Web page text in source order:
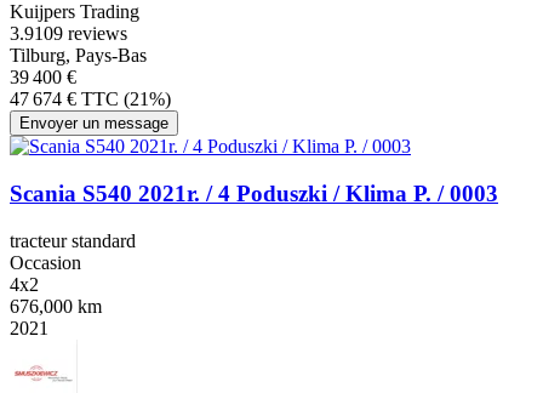
Kuijpers Trading
3.9109 reviews
Tilburg, Pays-Bas
39 400 €
47 674 € TTC (21%)
Envoyer un message
Scania S540 2021r. / 4 Poduszki / Klima P. / 0003
tracteur standard
Occasion
4x2
676,000 km
2021